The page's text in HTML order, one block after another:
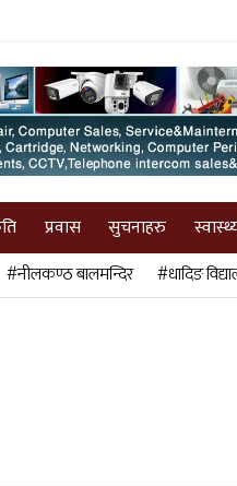
प्रवास सुचनाहरु
#नीलकण्ठ बालमन्दिर #धादिङ